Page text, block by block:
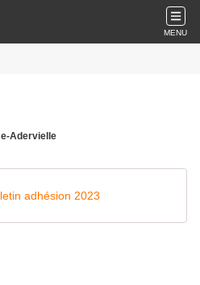
MENU
Adervielle
adhésion 2023